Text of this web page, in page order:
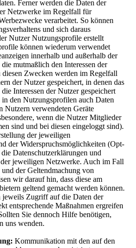
Ferner werden die Daten der
Netzwerke im Regelfall für
verarbeitet. So können
und sich daraus
Nutzer Nutzungsprofile erstellt
können wiederum verwendet
innerhalb und außerhalb der
mutmaßlich den Interessen der
diesen Zwecken werden im Regelfall
der Nutzer gespeichert, in denen das
Interessen der Nutzer gespeichert
den Nutzungsprofilen auch Daten
Nutzern verwendeten Geräte
wenn die Nutzer Mitglieder
sind und bei diesen eingeloggt sind).
der jeweiligen
der Widerspruchsmöglichkeiten (Opt-
Datenschutzerklärungen und
jeweiligen Netzwerke. Auch im Fall
der Geltendmachung von
wir darauf hin, dass diese am
geltend gemacht werden können.
jeweils Zugriff auf die Daten der
entsprechende Maßnahmen ergreifen
Sie dennoch Hilfe benötigen,
uns wenden.
Kommunikation mit den auf den